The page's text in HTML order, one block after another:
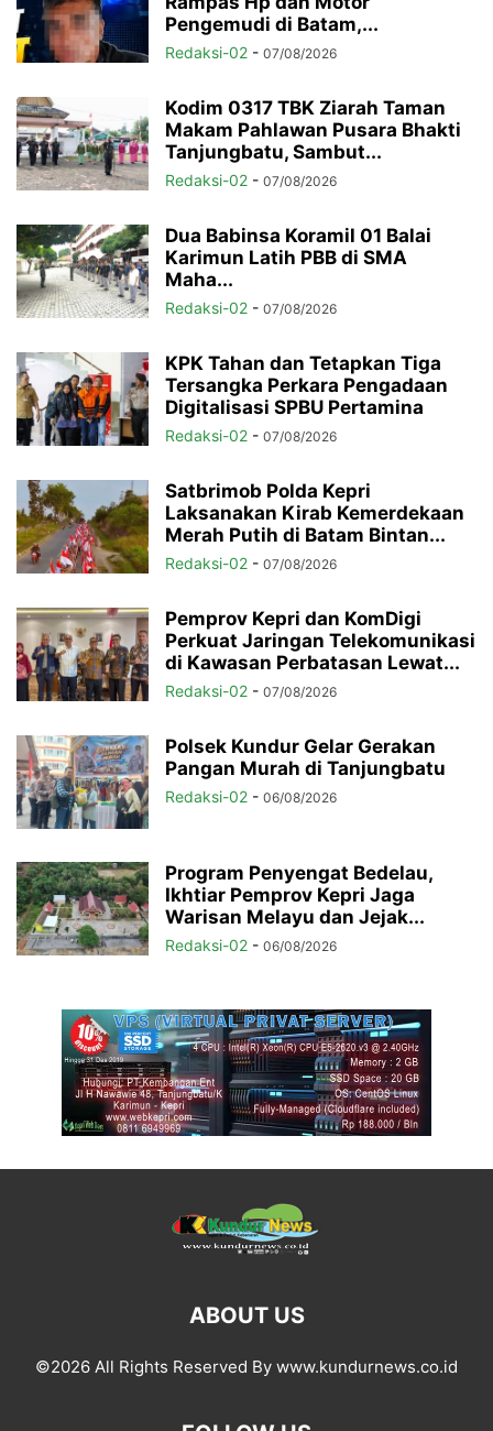
Pengemudi di Batam,...
Redaksi-02 - 07/08/2026
Kodim 0317 TBK Ziarah Taman
Makam Pahlawan Pusara Bhakti
Tanjungbatu, Sambut...
Redaksi-02 - 07/08/2026
Dua Babinsa Koramil 01 Balai
Karimun Latih PBB di SMA
Maha...
Redaksi-02 - 07/08/2026
KPK Tahan dan Tetapkan Tiga
Tersangka Perkara Pengadaan
Digitalisasi SPBU Pertamina
Redaksi-02 - 07/08/2026
Satbrimob Polda Kepri
Laksanakan Kirab Kemerdekaan
Merah Putih di Batam Bintan...
Redaksi-02 - 07/08/2026
Pemprov Kepri dan KomDigi
Perkuat Jaringan Telekomunikasi
di Kawasan Perbatasan Lewat...
Redaksi-02 - 07/08/2026
Polsek Kundur Gelar Gerakan
Pangan Murah di Tanjungbatu
Redaksi-02 - 06/08/2026
Program Penyengat Bedelau,
Ikhtiar Pemprov Kepri Jaga
Warisan Melayu dan Jejak...
Redaksi-02 - 06/08/2026
ABOUT US
©2026 All Rights Reserved By www.kundurnews.co.id